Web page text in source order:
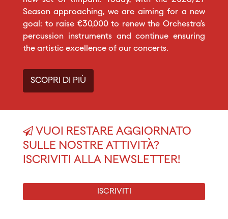
Season approaching, we are aiming for a new
goal: to raise €30,000 to renew the Orchestra’s
percussion instruments and continue ensuring
the artistic excellence of our concerts.
SCOPRI DI PIÙ
VUOI RESTARE AGGIORNATO
SULLE NOSTRE ATTIVITÀ?
ISCRIVITI ALLA NEWSLETTER!
ISCRIVITI